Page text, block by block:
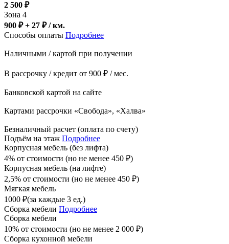
2 500 ₽
Зона 4
900 ₽ + 27 ₽/ км.
Способы оплаты Подробнее
Наличными / картой при получении
В рассрочку / кредит от 900 ₽ / мес.
Банковской картой на сайте
Картами рассрочки «Свобода», «Халва»
Безналичный расчет (оплата по счету)
Подъём на этаж Подробнее
Корпусная мебель (без лифта)
4% от стоимости (но не менее 450 ₽)
Корпусная мебель (на лифте)
2,5% от стоимости (но не менее 450 ₽)
Мягкая мебель
1000 ₽(за каждые 3 ед.)
Сборка мебели Подробнее
Сборка мебели
10% от стоимости (но не менее 2 000 ₽)
Сборка кухонной мебели